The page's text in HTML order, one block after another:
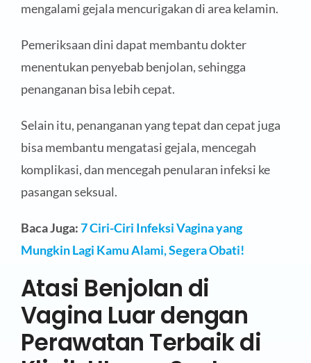
mengalami gejala mencurigakan di area kelamin.
Pemeriksaan dini dapat membantu dokter
menentukan penyebab benjolan, sehingga
penanganan bisa lebih cepat.
Selain itu, penanganan yang tepat dan cepat juga
bisa membantu mengatasi gejala, mencegah
komplikasi, dan mencegah penularan infeksi ke
pasangan seksual.
Baca Juga:7 Ciri-Ciri Infeksi Vagina yang
Mungkin Lagi Kamu Alami, Segera Obati!
Atasi Benjolan di
Vagina Luar dengan
Perawatan Terbaik di